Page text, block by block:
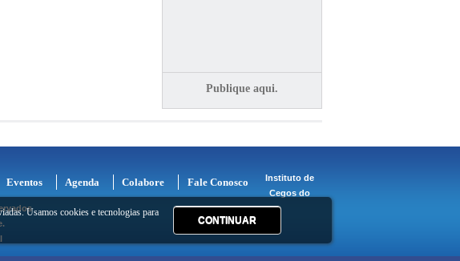
Publique aqui.
Usamos cookies e tecnologias para
CONTINUAR
Eventos Agenda Colabore Fale Conosco
Instituto de
Cegos do
.